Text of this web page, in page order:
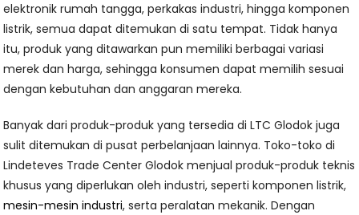
elektronik rumah tangga, perkakas industri, hingga komponen
listrik, semua dapat ditemukan di satu tempat. Tidak hanya
itu, produk yang ditawarkan pun memiliki berbagai variasi
merek dan harga, sehingga konsumen dapat memilih sesuai
dengan kebutuhan dan anggaran mereka.
Banyak dari produk-produk yang tersedia di LTC Glodok juga
sulit ditemukan di pusat perbelanjaan lainnya. Toko-toko di
Lindeteves Trade Center Glodok menjual produk-produk teknis
khusus yang diperlukan oleh industri, seperti komponen listrik,
mesin-mesin industri, serta peralatan mekanik. Dengan